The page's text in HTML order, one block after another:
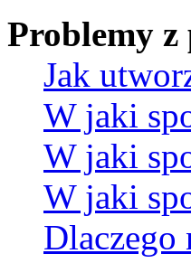
Problemy z
Jak
W jaki
W jaki
W jaki
Dlaczego